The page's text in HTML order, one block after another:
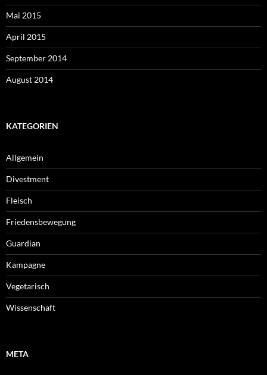
Mai 2015
April 2015
September 2014
August 2014
KATEGORIEN
Allgemein
Divestment
Fleisch
Friedensbewegung
Guardian
Kampagne
Vegetarisch
Wissenschaft
META